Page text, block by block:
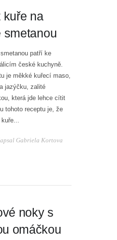
kuře na
smetanou
patří ke
české kuchyně.
je měkké kuřecí maso,
jazýčku, zalité
která jde lehce cítit
tohoto receptu je, že
Gabriela Kortova
noky s
omáčkou